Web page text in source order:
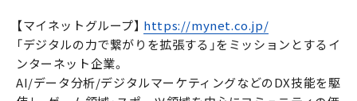
【マイネットグループ】 https://mynet.co.jp/
「デジタルの力で繋がりを拡張する」をミッションとするイ
ンターネット企業。
AI/データ分析/デジタルマーケティングなどのDX技能を駆